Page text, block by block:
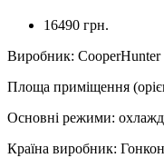
16490 грн.
Виробник: CooperHunter
Площа приміщення
Основні режими:
Країна виробник: